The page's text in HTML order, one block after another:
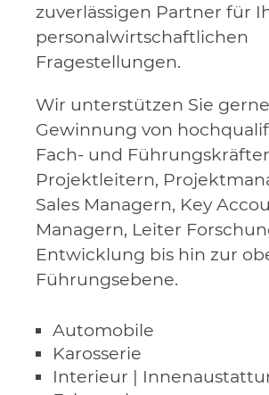
zuverlässigen Partner für
personalwirtschaftlichen
Fragestellungen.
Wir unterstützen Sie
Gewinnung von
Fach- und
Projektleitern,
Sales Managern, Key
Managern, Leiter
Entwicklung bis hin zur
Führungsebene.
Automobile
Karosserie
Interieur |